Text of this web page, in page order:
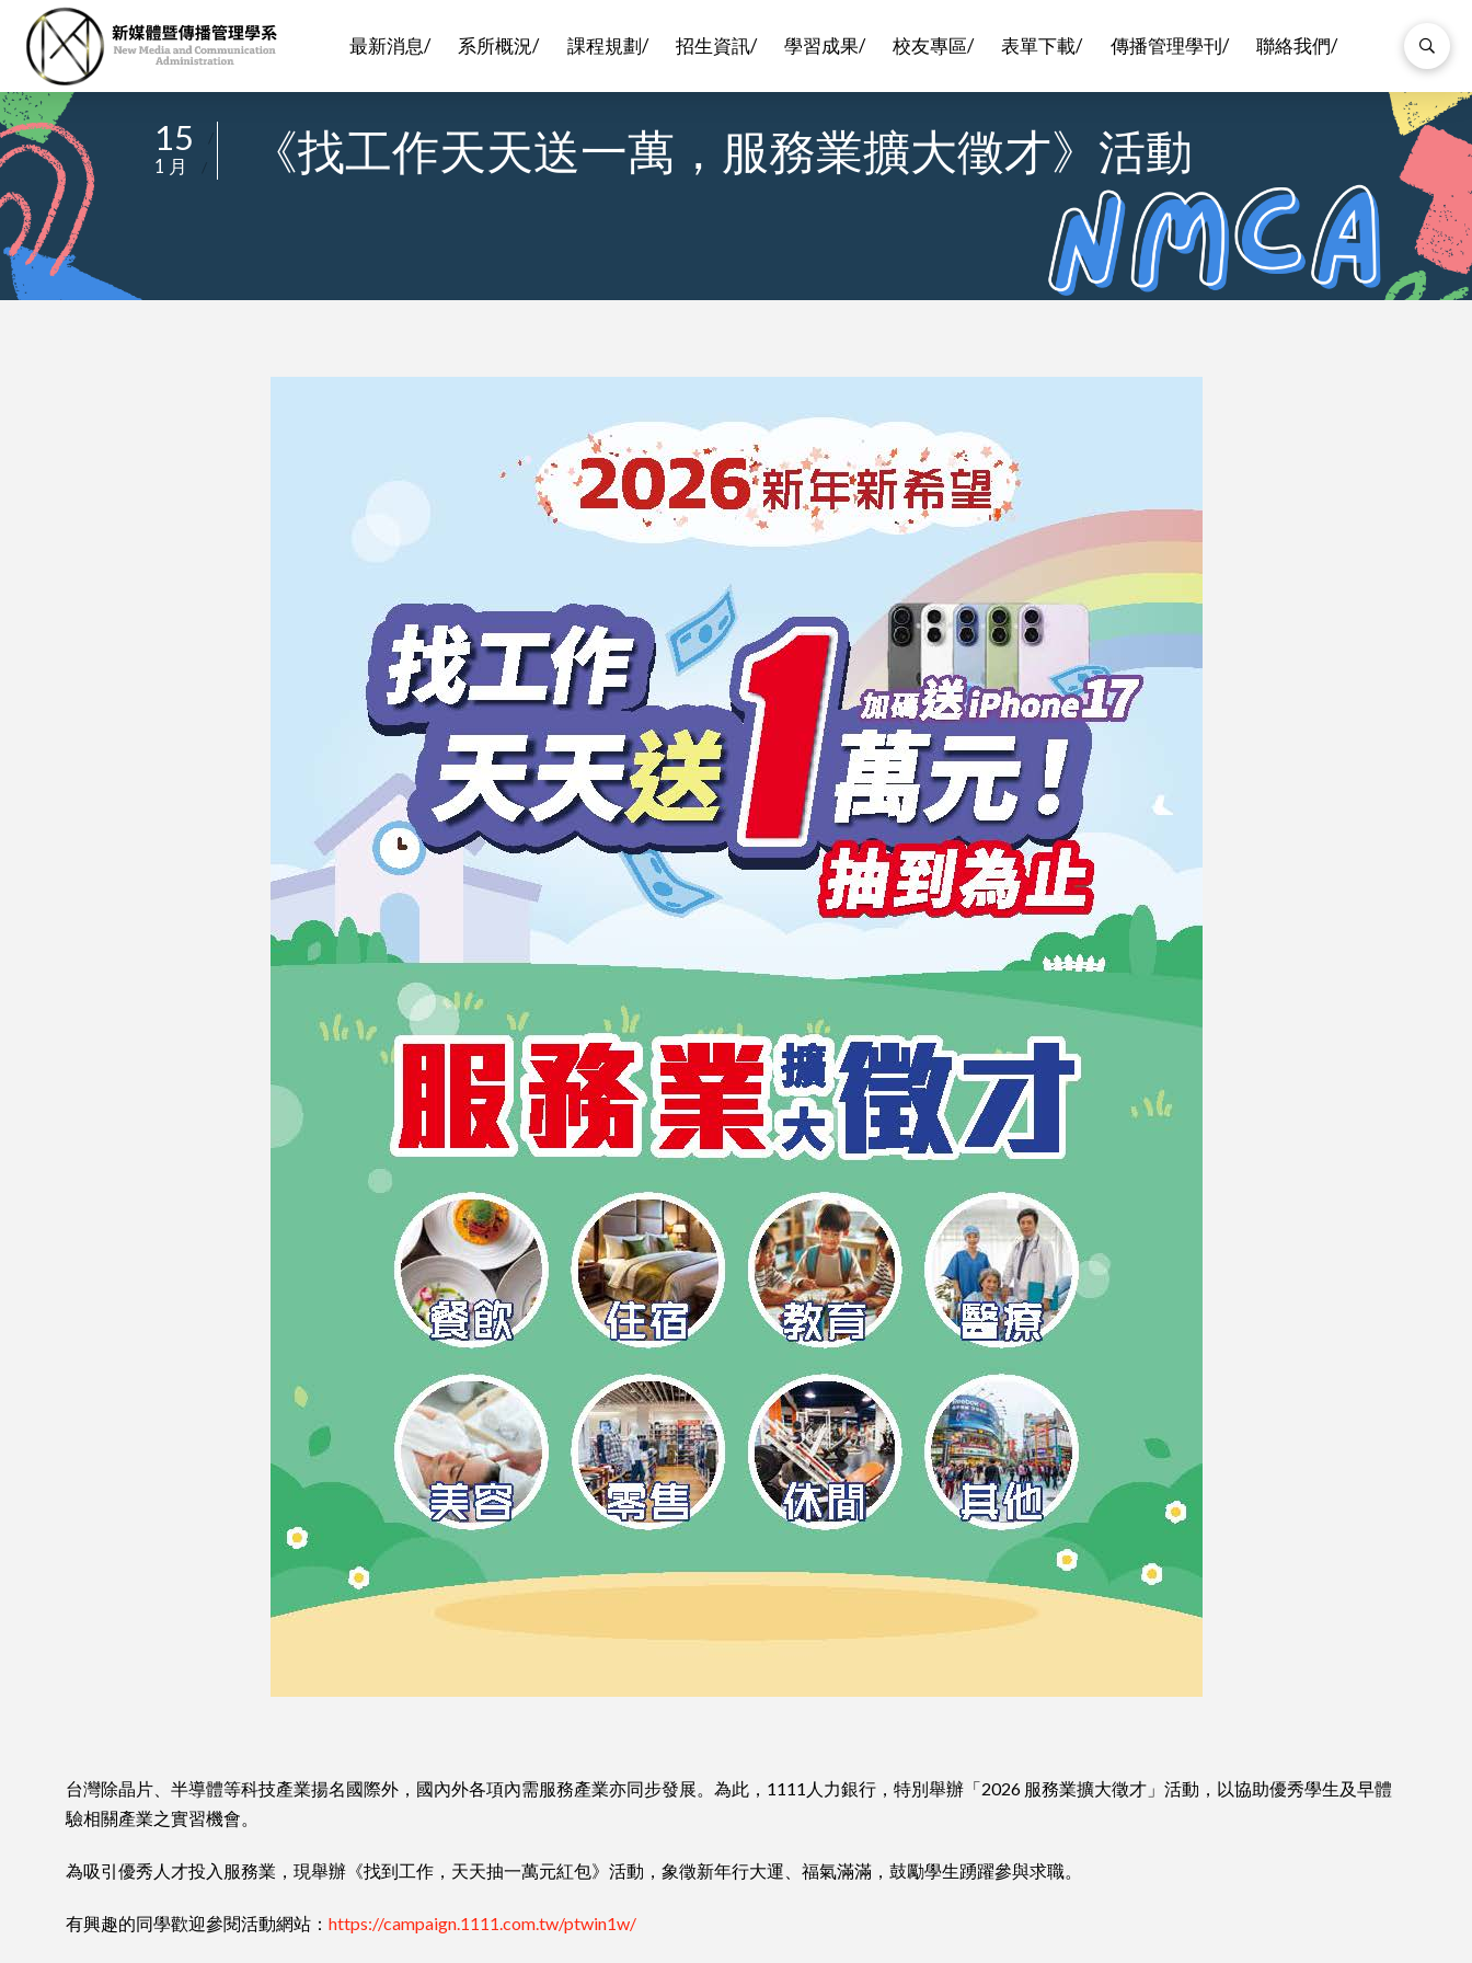
最新消息/ 系所概況/ 課程規劃/ 招生資訊/ 學習成果/ 校友專區/ 表單下載/ 傳播管理學刊/ 聯絡我們/
15 /
1 月 / 《找工作天天送一萬，服務業擴大徵才》活動
台灣除晶片、半導體等科技產業揚名國際外，國內外各項內需服務產業亦同步發展。為此，1111人力銀行，特別舉辦「2026 服務業擴大徵才」活動，以協助優秀學生及早體
驗相關產業之實習機會。
為吸引優秀人才投入服務業，現舉辦《找到工作，天天抽一萬元紅包》活動，象徵新年行大運、福氣滿滿，鼓勵學生踴躍參與求職。
有興趣的同學歡迎參閱活動網站： https://campaign.1111.com.tw/ptwin1w/